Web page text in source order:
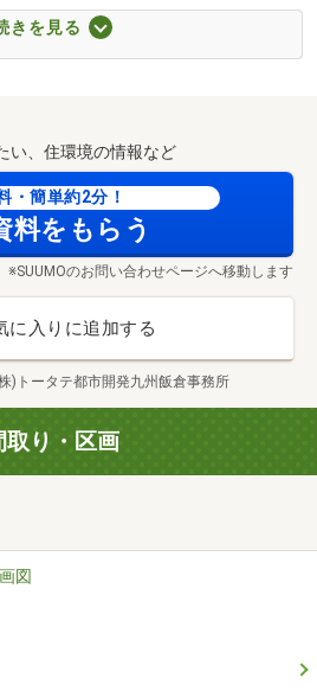
お問い合わせください）
て、「知りたい情報だけ」という
す！
希望欄にご記入ください。
容は下記をご参考ください。
）
15分～）
、ご対応させていただきます。
）
きを見る
い、住環境の情報など
・簡単約2分！
料をもらう
※SUUMOのお問い合わせページへ移動します
に入りに追加する
)トータテ都市開発九州飯倉事務所
取り・区画
図